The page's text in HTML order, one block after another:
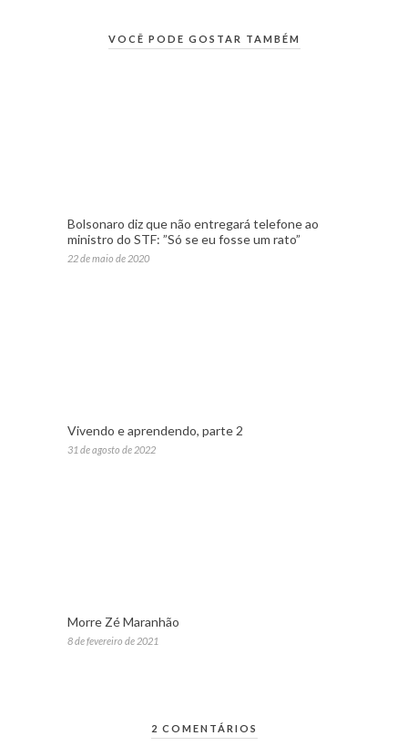
VOCÊ PODE GOSTAR TAMBÉM
Bolsonaro diz que não entregará telefone ao
ministro do STF: ”Só se eu fosse um rato”
22 de maio de 2020
Vivendo e aprendendo, parte 2
31 de agosto de 2022
Morre Zé Maranhão
8 de fevereiro de 2021
2 COMENTÁRIOS